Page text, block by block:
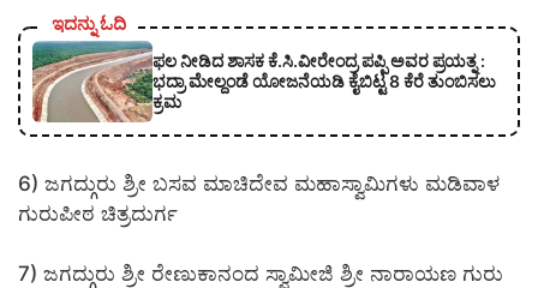
ಇದನ್ನು ಓದಿ
ಫಲ ನೀಡಿದ ಶಾಸಕ ಕೆ.ಸಿ.ವೀರೇಂದ್ರ ಪಪ್ಪಿ ಅವರ ಪ್ರಯತ್ನ :
ಭದ್ರಾ ಮೇಲ್ದಂಡೆ ಯೋಜನೆಯಡಿ ಕೈಬಿಟ್ಟ 8 ಕೆರೆ ತುಂಬಿಸಲು
ಕ್ರಮ
6) ಜಗದ್ಗುರು ಶ್ರೀ ಬಸವ ಮಾಚಿದೇವ ಮಹಾಸ್ವಾಮಿಗಳು ಮಡಿವಾಳ
ಗುರುಪೀಠ ಚಿತ್ರದುರ್ಗ
7) ಜಗದ್ಗುರು ಶ್ರೀ ರೇಣುಕಾನಂದ ಸ್ವಾಮೀಜಿ ಶ್ರೀ ನಾರಾಯಣ ಗುರು